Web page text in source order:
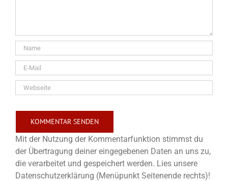
Mit der Nutzung der Kommentarfunktion stimmst du
der Übertragung deiner eingegebenen Daten an uns zu,
die verarbeitet und gespeichert werden. Lies unsere
Datenschutzerklärung (Menüpunkt Seitenende rechts)!